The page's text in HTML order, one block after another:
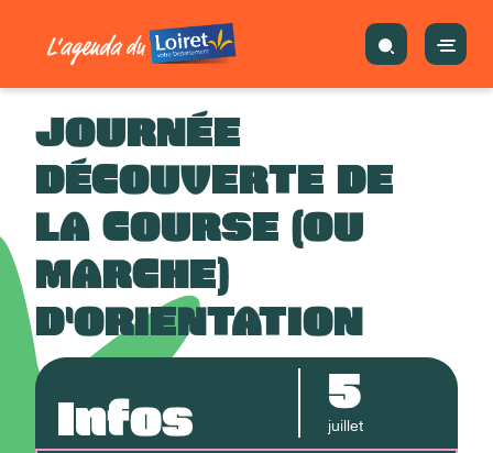
JOURNÉE
DÉCOUVERTE DE
LA COURSE (OU
MARCHE)
D'ORIENTATION
Infos 5
juillet